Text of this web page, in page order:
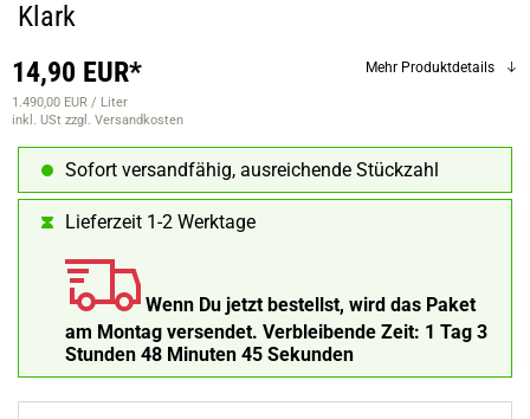
Klark
14,90 EUR*
1.490,00 EUR / Liter
inkl. USt zzgl. Versandkosten
Mehr Produktdetails
Sofort versandfähig, ausreichende Stückzahl
Lieferzeit 1-2 Werktage
Wenn Du jetzt bestellst, wird das Paket
am Montag versendet. Verbleibende Zeit: 1 Tag 3
Stunden 48 Minuten 44 Sekunden